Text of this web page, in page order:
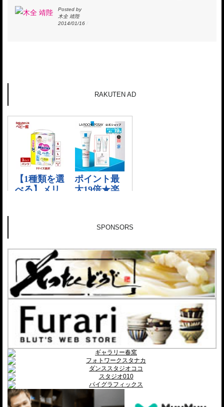
RAKUTEN AD
SPONSORS
Posted by
木全 靖陛
2014/01/16